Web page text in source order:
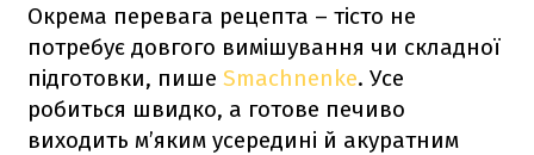
Окрема перевага рецепта – тісто не
потребує довгого вимішування чи складної
підготовки, пише Smachnenke. Усе
робиться швидко, а готове печиво
виходить м’яким усередині й акуратним